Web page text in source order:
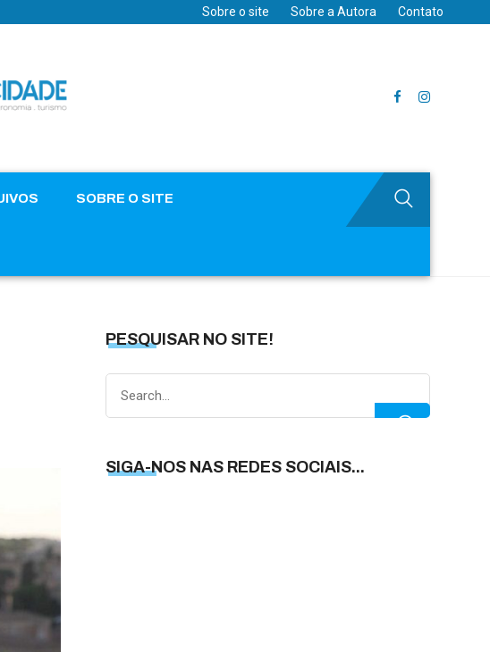
Sobre o site Sobre a Autora Contato
SOBRE O SITE
PESQUISAR NO SITE!
SIGA-NOS NAS REDES SOCIAIS...